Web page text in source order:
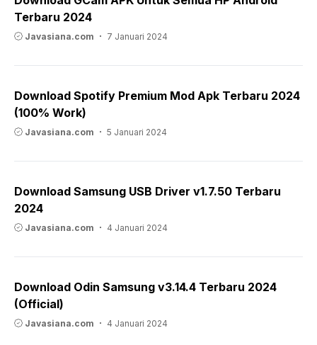
Terbaru 2024
Javasiana.com 7 Januari 2024
Download Spotify Premium Mod Apk Terbaru 2024
(100% Work)
Javasiana.com 5 Januari 2024
Download Samsung USB Driver v1.7.50 Terbaru
2024
Javasiana.com 4 Januari 2024
Download Odin Samsung v3.14.4 Terbaru 2024
(Official)
Javasiana.com 4 Januari 2024